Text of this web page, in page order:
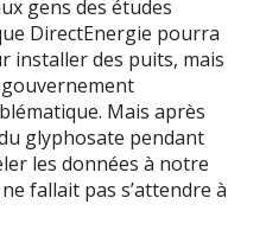
gens des études
DirectEnergie pourra
installer des puits, mais
Mais après
glyphosate pendant
les données à notre
fallait pas s’attendre à